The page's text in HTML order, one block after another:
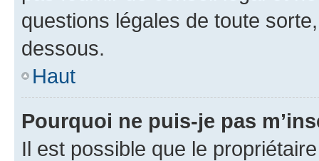
questions légales de toute
dessous.
Haut
Pourquoi ne puis-je pas
Il est possible que le